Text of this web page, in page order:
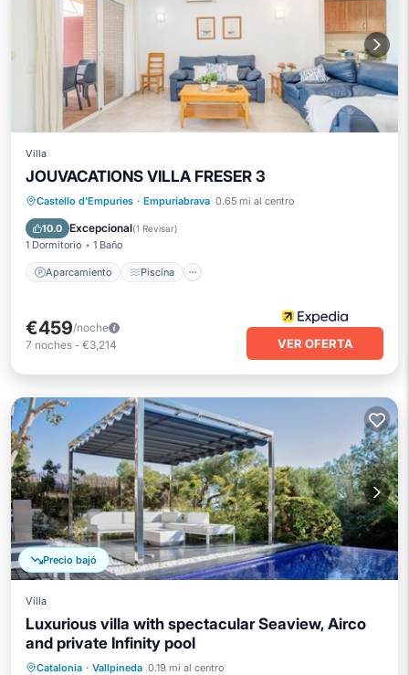
Villa
JOUVACATIONS VILLA FRESER 3
Castello d'Empuries · Empuriabrava 0.65 mi al centro
10.0 Excepcional(1 Revisar)
1 Dormitorio 1 Baño
Aparcamiento Piscina
Aparcamiento
Piscina
Balcón/Terraza
€459/noche
7 noches - €3,214 VER OFERTA
Precio bajó
Villa
Luxurious villa with spectacular Seaview, Airco
and private Infinity pool
Catalonia · Vallpineda 0.19 mi al centro
Piscina privada
Frente al mar